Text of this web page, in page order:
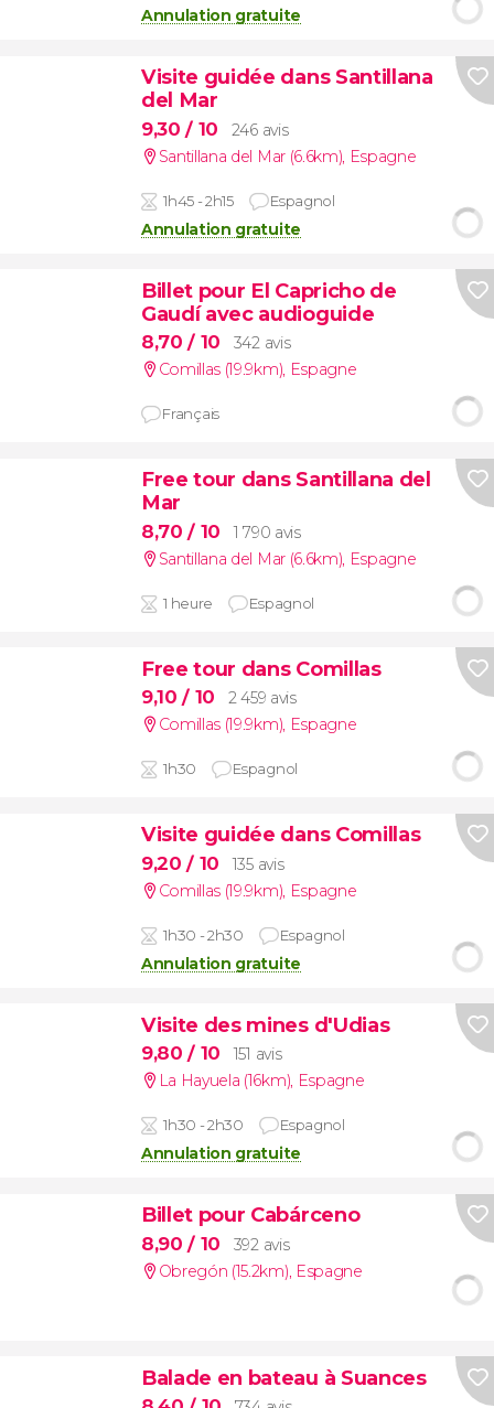
Annulation gratuite
Visite guidée dans Santillana
del Mar
9,30/ 10
246 avis
Santillana del Mar (6.6km), Espagne
1h45 - 2h15 Espagnol
Annulation gratuite
Billet pour El Capricho de
Gaudí avec audioguide
8,70/ 10
342 avis
Comillas (19.9km), Espagne
Français
Free tour dans Santillana del
Mar
8,70/ 10
1 790 avis
Santillana del Mar (6.6km), Espagne
1 heure Espagnol
Free tour dans Comillas
9,10/ 10
2 459 avis
Comillas (19.9km), Espagne
1h30 Espagnol
Visite guidée dans Comillas
9,20/ 10
135 avis
Comillas (19.9km), Espagne
1h30 - 2h30 Espagnol
Annulation gratuite
Visite des mines d'Udias
9,80/ 10
151 avis
La Hayuela (16km), Espagne
1h30 - 2h30 Espagnol
Annulation gratuite
Billet pour Cabárceno
8,90/ 10
392 avis
Obregón (15.2km), Espagne
Balade en bateau à Suances